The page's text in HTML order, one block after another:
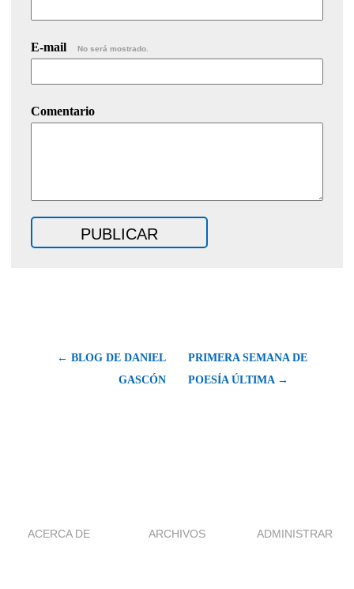
E-mail No será mostrado.
Comentario
← BLOG DE DANIEL
GASCÓN
PRIMERA SEMANA DE
POESÍA ÚLTIMA →
ACERCA DE ARCHIVOS ADMINISTRAR